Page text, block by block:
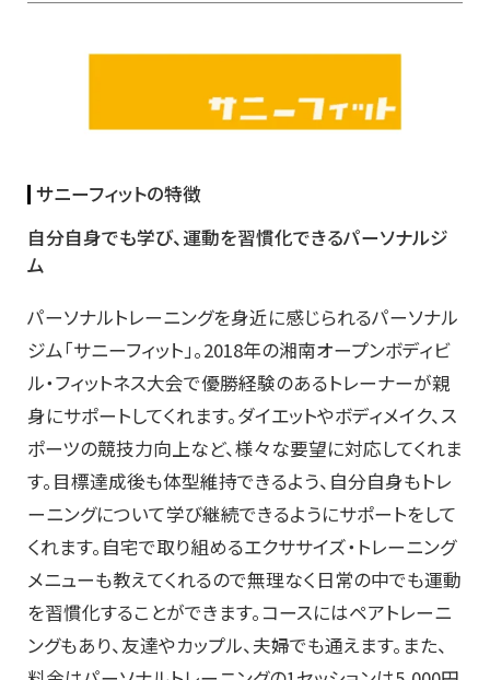
サニーフィットの特徴
自分自身でも学び、運動を習慣化できるパーソナルジ
ム
パーソナルトレーニングを身近に感じられるパーソナル
ジム「サニーフィット」。2018年の湘南オープンボディビ
ル・フィットネス大会で優勝経験のあるトレーナーが親
身にサポートしてくれます。ダイエットやボディメイク、ス
ポーツの競技力向上など、様々な要望に対応してくれま
す。目標達成後も体型維持できるよう、自分自身もトレ
ーニングについて学び継続できるようにサポートをして
くれます。自宅で取り組めるエクササイズ・トレーニング
メニューも教えてくれるので無理なく日常の中でも運動
を習慣化することができます。コースにはペアトレーニ
ングもあり、友達やカップル、夫婦でも通えます。また、